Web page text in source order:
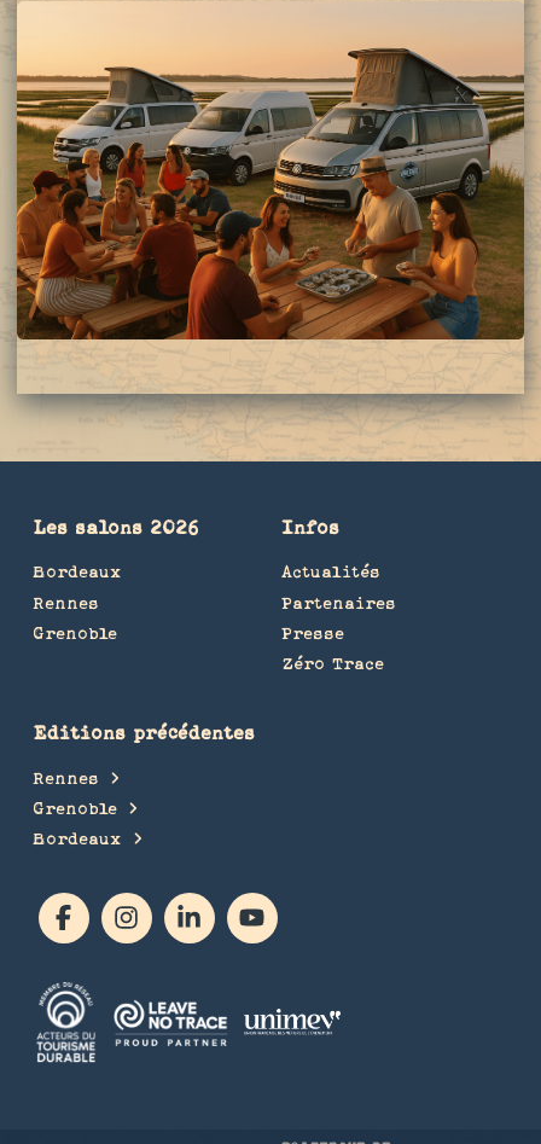
Les salons 2026
Bordeaux
Rennes
Grenoble
Infos
Actualités
Partenaires
Presse
Zéro Trace
Editions précédentes
Rennes
Grenoble
Bordeaux